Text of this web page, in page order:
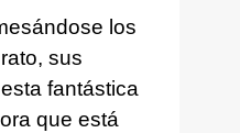
los
sus
fantástica
que está